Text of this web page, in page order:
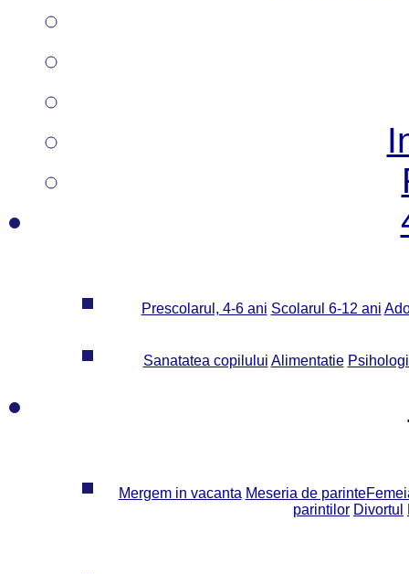
Prescolarul, 4-6 ani Scolarul 6-12 ani
Sanatatea copilului Alimentatie
Mergem in vacanta Meseria de parinte
parintilor Divortul